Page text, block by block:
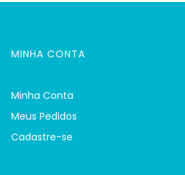
MINHA CONTA
Minha Conta
Meus Pedidos
Cadastre-se